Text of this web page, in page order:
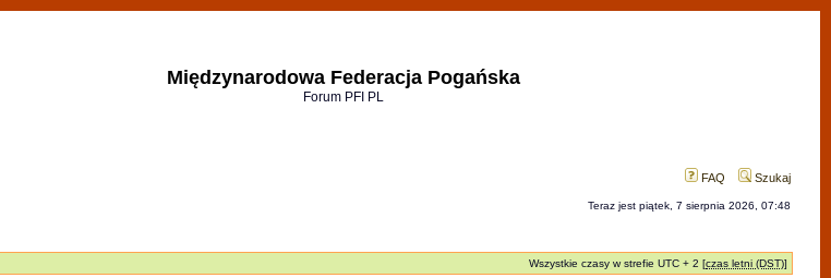
Międzynarodowa Federacja Pogańska
Forum PFI PL
FAQ Szukaj
Teraz jest piątek, 7 sierpnia 2026, 07:48
Wszystkie czasy w strefie UTC + 2 [czas letni (DST)]